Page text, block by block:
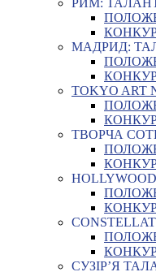
РИМ:
МАДРИД:
TOKYO ART
ТВОРЧА
СУЗІР’Я